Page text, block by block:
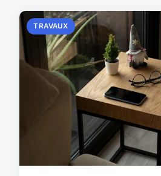
TRAVAUX